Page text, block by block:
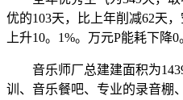
优的103天，比上年削减62天
上升10。1%。万元P能耗下降0
音乐师厂总建建面积为
训、音乐餐吧、专业的录音棚